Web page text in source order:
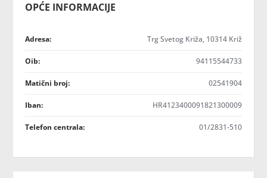
OPĆE INFORMACIJE
Adresa: Trg Svetog Križa, 10314 Križ
Oib: 94115544733
Matični broj: 02541904
Iban: HR4123400091821300009
Telefon centrala: 01/2831-510